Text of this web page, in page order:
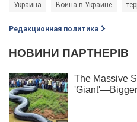
Украина Война в Украине
Редакционная политика